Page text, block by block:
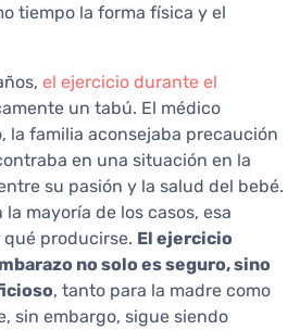
tiempo la forma física y el
el ejercicio durante el
un tabú. El médico
la familia aconsejaba precaución
en una situación en la
su pasión y la salud del bebé.
mayoría de los casos, esa
producirse. El ejercicio
no solo es seguro, sino
, tanto para la madre como
sin embargo, sigue siendo